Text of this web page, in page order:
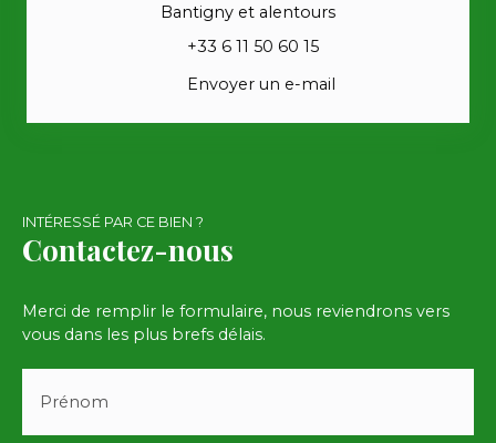
Bantigny et alentours
+33 6 11 50 60 15
Envoyer un e-mail
INTÉRESSÉ PAR CE BIEN ?
Contactez-nous
Merci de remplir le formulaire, nous reviendrons vers
vous dans les plus brefs délais.
Prénom